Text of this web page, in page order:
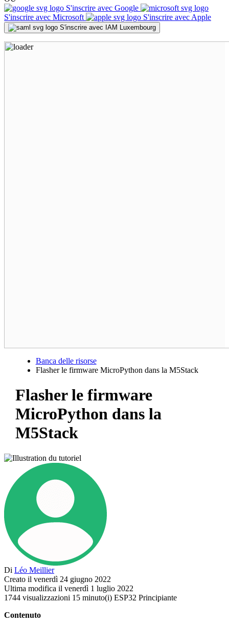
S'inscrire avec Google
S'inscrire avec Microsoft
S'inscrire avec Apple
S'inscrire avec IAM Luxembourg
Banca delle risorse
Flasher le firmware MicroPython dans la M5Stack
Flasher le firmware
MicroPython dans la
M5Stack
Di Léo Meillier
Creato il venerdì 24 giugno 2022
Ultima modifica il venerdì 1 luglio 2022
1744 visualizzazioni 15 minuto(i) ESP32 Principiante
Contenuto